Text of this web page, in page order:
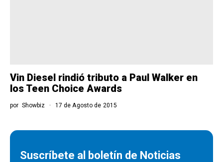
Vin Diesel rindió tributo a Paul Walker en
los Teen Choice Awards
por Showbiz 17 de Agosto de 2015
Suscríbete al boletín de Noticias